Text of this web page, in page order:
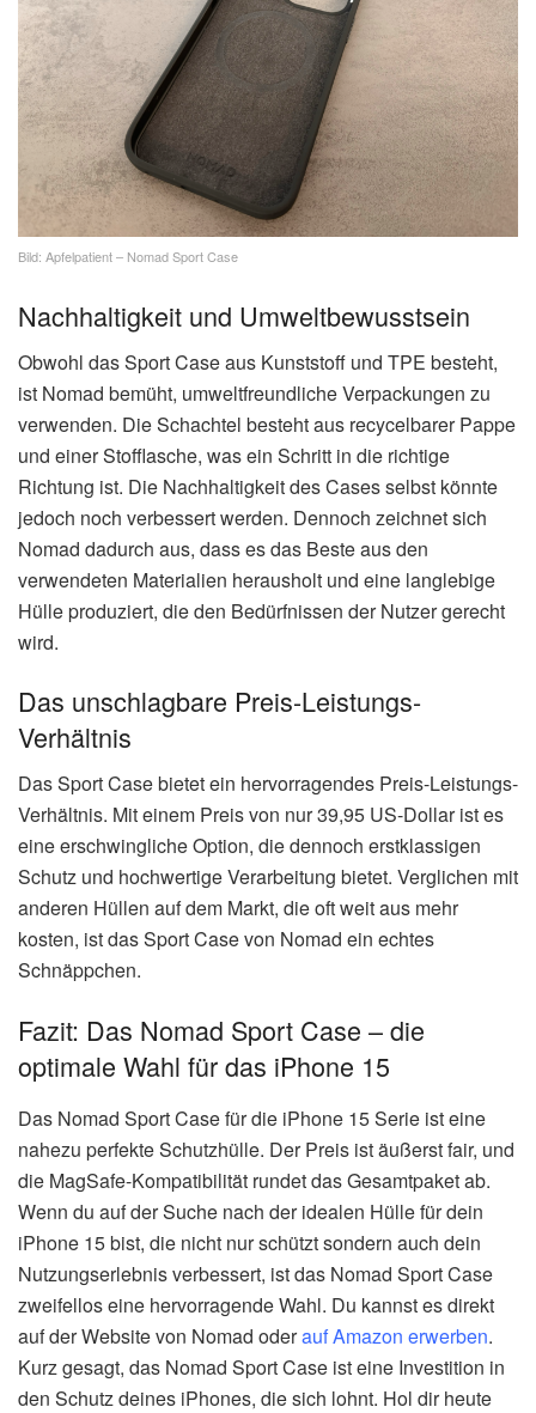
Bild: Apfelpatient – Nomad Sport Case
Nachhaltigkeit und Umweltbewusstsein
Obwohl das Sport Case aus Kunststoff und TPE besteht,
ist Nomad bemüht, umweltfreundliche Verpackungen zu
verwenden. Die Schachtel besteht aus recycelbarer Pappe
und einer Stofflasche, was ein Schritt in die richtige
Richtung ist. Die Nachhaltigkeit des Cases selbst könnte
jedoch noch verbessert werden. Dennoch zeichnet sich
Nomad dadurch aus, dass es das Beste aus den
verwendeten Materialien herausholt und eine langlebige
Hülle produziert, die den Bedürfnissen der Nutzer gerecht
wird.
Das unschlagbare Preis-Leistungs-
Verhältnis
Das Sport Case bietet ein hervorragendes Preis-Leistungs-
Verhältnis. Mit einem Preis von nur 39,95 US-Dollar ist es
eine erschwingliche Option, die dennoch erstklassigen
Schutz und hochwertige Verarbeitung bietet. Verglichen mit
anderen Hüllen auf dem Markt, die oft weit aus mehr
kosten, ist das Sport Case von Nomad ein echtes
Schnäppchen.
Fazit: Das Nomad Sport Case – die
optimale Wahl für das iPhone 15
Das Nomad Sport Case für die iPhone 15 Serie ist eine
nahezu perfekte Schutzhülle. Der Preis ist äußerst fair, und
die MagSafe-Kompatibilität rundet das Gesamtpaket ab.
Wenn du auf der Suche nach der idealen Hülle für dein
iPhone 15 bist, die nicht nur schützt sondern auch dein
Nutzungserlebnis verbessert, ist das Nomad Sport Case
zweifellos eine hervorragende Wahl. Du kannst es direkt
auf der Website von Nomad oderauf Amazon erwerben.
Kurz gesagt, das Nomad Sport Case ist eine Investition in
den Schutz deines iPhones, die sich lohnt. Hol dir heute